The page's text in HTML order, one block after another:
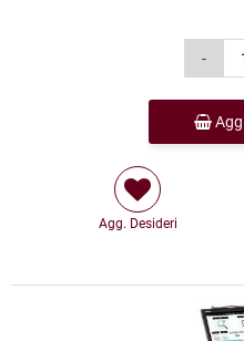
Agg. Desideri